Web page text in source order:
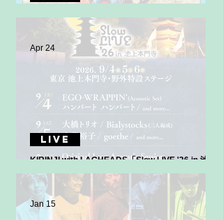
LAGHEADS Billboard Live Tour 開催決定！
KIRINJI with LAGHEADS「Slow LIVE '26 in 池上
本門寺」に出演決定！
LIVE
Apr 24
Jan 15